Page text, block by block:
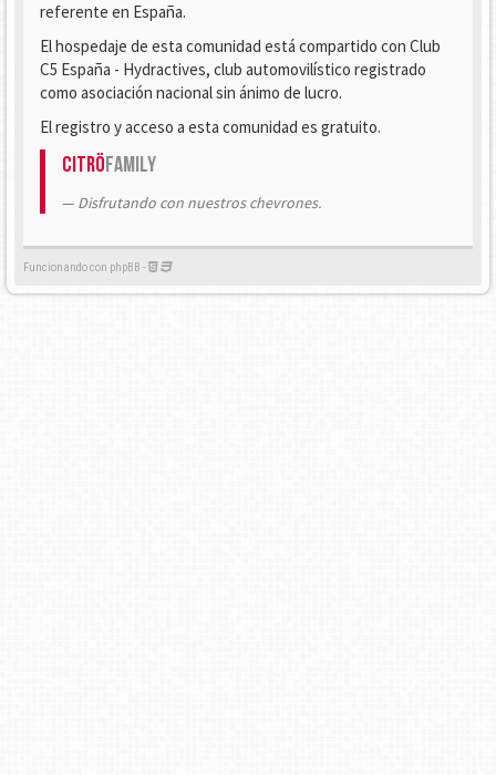
referente en España.
El hospedaje de esta comunidad está compartido con Club
C5 España - Hydractives, club automovilístico registrado
como asociación nacional sin ánimo de lucro.
El registro y acceso a esta comunidad es gratuito.
CitröFamily
Disfrutando con nuestros chevrones.
Funcionando con phpBB -